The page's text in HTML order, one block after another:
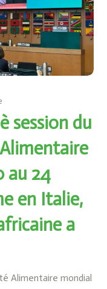
session du
au 24
en Italie,
a
Alimentaire mondial